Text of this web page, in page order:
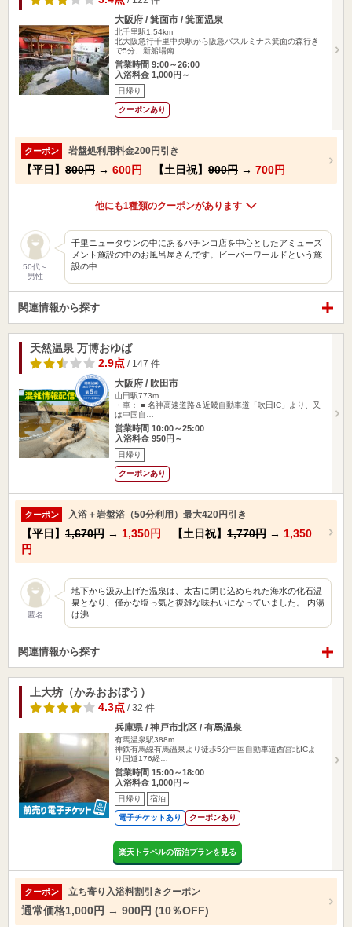
大阪府 / 箕面市 / 箕面温泉
北千里駅1.54km
北大阪急行千里中央駅から阪急バスルミナス箕面の森行き
で5分、新船場南…
営業時間 9:00～26:00
入浴料金 1,000円～
日帰り
クーポンあり
クーポン 岩盤処利用料金200円引き
【平日】 800円 → 600円 【土日祝】 900円 → 700円
他にも1種類のクーポンがあります
50代～
男性
千里ニュータウンの中にあるパチンコ店を中心としたアミューズ
メント施設の中のお風呂屋さんです。ビーバーワールドという施
設の中…
関連情報から探す
天然温泉 万博おゆば
2.9点 / 147 件
大阪府 / 吹田市
山田駅773m
・車： ■ 名神高速道路＆近畿自動車道「吹田IC」より、又
は中国自…
営業時間 10:00～25:00
入浴料金 950円～
日帰り
クーポンあり
クーポン 入浴＋岩盤浴（50分利用）最大420円引き
【平日】 1,670円 → 1,350円 【土日祝】 1,770円 → 1,350
円
匿名
地下から汲み上げた温泉は、太古に閉じ込められた海水の化石温
泉となり、僅かな塩っ気と複雑な味わいになっていました。 内湯
は沸…
関連情報から探す
上大坊（かみおおぼう）
4.3点 / 32 件
兵庫県 / 神戸市北区 / 有馬温泉
有馬温泉駅388m
神鉄有馬線有馬温泉より徒歩5分中国自動車道西宮北ICよ
り国道176経…
営業時間 15:00～18:00
入浴料金 1,000円～
日帰り 宿泊
電子チケットあり クーポンあり
楽天トラベルの宿泊プランを見る
クーポン 立ち寄り入浴料割引きクーポン
通常価格1,000円 → 900円 (10％OFF)